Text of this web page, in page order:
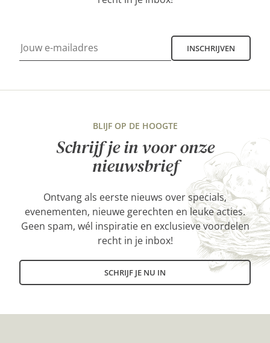
INSCHRIJVEN
BLIJF OP DE HOOGTE
Schrijf je in voor onze
nieuwsbrief
Ontvang als eerste nieuws over specials,
evenementen, nieuwe gerechten en leuke acties.
Geen spam, wél inspiratie en exclusieve voordelen
recht in je inbox!
SCHRIJF JE NU IN